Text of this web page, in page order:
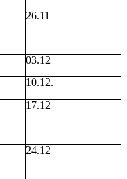
26.11
03.12
10.12.
17.12
24.12